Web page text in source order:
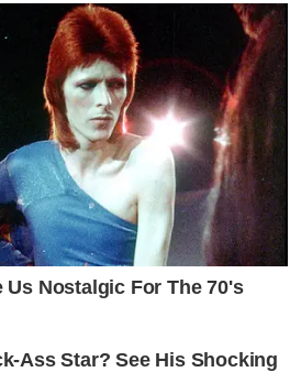
Us Nostalgic For The 70's
Ass Star? See His Shocking